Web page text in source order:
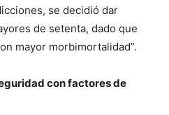
se decidió dar
de setenta, dado que
mayor morbimortalidad”.
con factores de